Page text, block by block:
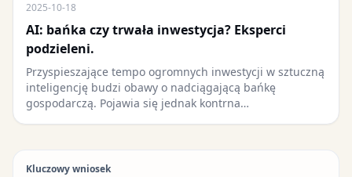
2025-10-18
AI: bańka czy trwała inwestycja? Eksperci
podzieleni.
Przyspieszające tempo ogromnych inwestycji w sztuczną
inteligencję budzi obawy o nadciągającą bańkę
gospodarczą. Pojawia się jednak kontrna…
Kluczowy wniosek